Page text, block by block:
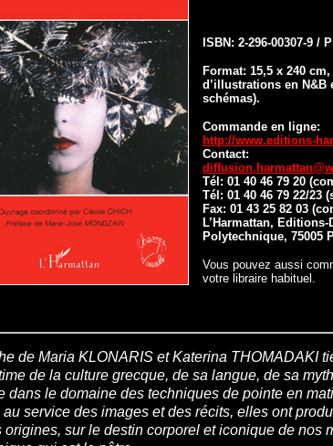
ISBN: 2-296-00307-9 /
Format: 15,5 x 240
d’illustrations en N&B
schémas).
Commande en ligne:
http://www.editions-
Contact:
Tél: 01 40 46 79 20
Tél: 01 40 46 79 22/23
Fax: 01 43 25 82 03
L’Harmattan,
Polytechnique, 75005
Vous pouvez aussi
votre libraire habituel.
de Maria KLONARIS et Katerina THOMADAKI
de la culture grecque, de sa langue, de sa
dans le domaine des techniques de pointe en
service des images et des récits, elles ont
origines, sur le destin corporel et iconique de nos